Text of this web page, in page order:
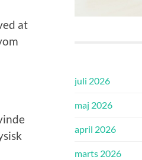
at
juli 2026
maj 2026
april 2026
marts 2026